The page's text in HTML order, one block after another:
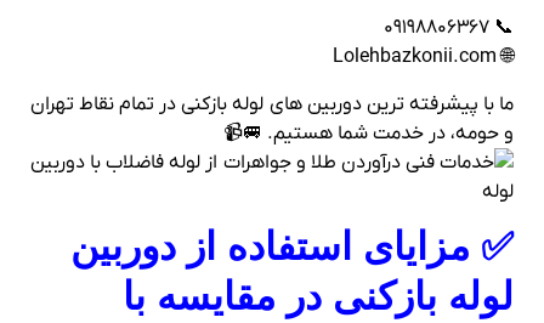
📞 ۰۹۱۹۸۸۰۶۳۶۷
🌐 Lolehbazkonii.com
ما با پیشرفته‌ ترین دوربین‌ های لوله‌ بازکنی در تمام نقاط تهران
و حومه، در خدمت شما هستیم. 🚐📹
✅ مزایای استفاده از دوربین
لوله‌ بازکنی در مقایسه با